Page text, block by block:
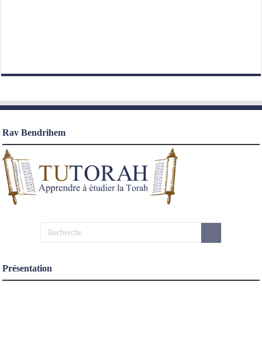
Rav Bendrihem
Présentation